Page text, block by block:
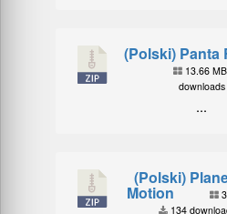
(Polski) Panta
13.66 MB
downloads
...
(Polski)
Motion
134